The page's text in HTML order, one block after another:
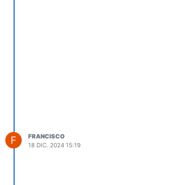
F
FRANCISCO
18 DIC. 2024 15:19